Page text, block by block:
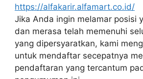
https://alfakarir.alfamart.co.id/
Jika Anda ingin melamar posisi
dan merasa telah memenuhi
yang dipersyaratkan, kami
untuk mendaftar secepatnya
pendaftaran yang tercantum